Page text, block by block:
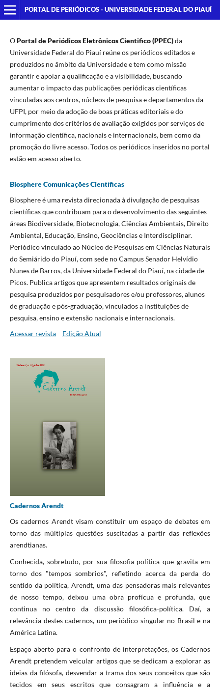
PORTAL DE PERIÓDICOS - UNIVERSIDADE FEDERAL DO PIAUÍ
OPortal de PeriódicosEletrônicos Cientifico (PPEC)da
Universidade Federal do Piauí reúne os periódicos editados e
produzidos no âmbito da Universidade e tem como missão
garantir e apoiar a qualificação e a visibilidade, buscando
aumentar o impacto das publicações periódicas científicas
vinculadas aos centros, núcleos de pesquisa e departamentos da
UFPI, por meio da adoção de boas práticas editoriais e do
cumprimento dos critérios de avaliação exigidos por serviços de
informação científica, nacionais e internacionais, bem como da
promoção do livre acesso. Todos os periódicos inseridos no portal
estão em acesso aberto.
Biosphere Comunicações Científicas
Biosphere é uma revista direcionada à divulgação de pesquisas
científicas que contribuam para o desenvolvimento das seguintes
áreas Biodiversidade, Biotecnologia, Ciências Ambientais, Direito
Ambiental, Educação, Ensino, Geociências e Interdisciplinar.
Periódico vinculado ao Núcleo de Pesquisas em Ciências Naturais
do Semiárido do Piauí, com sede no Campus Senador Helvídio
Nunes de Barros, da Universidade Federal do Piauí, na cidade de
Picos. Publica artigos que apresentem resultados originais de
pesquisa produzidos por pesquisadores e/ou professores, alunos
de graduação e pós-graduação, vinculados a instituições de
pesquisa, ensino e extensão nacionais e internacionais.
Acessar revista
Edição Atual
Cadernos Arendt
Os cadernos Arendt visam constituir um espaço de debates em
torno das múltiplas questões suscitadas a partir das reflexões
arendtianas.
Conhecida, sobretudo, por sua filosofia política que gravita em
torno dos "tempos sombrios", refletindo acerca da perda do
sentido da política, Arendt, uma das pensadoras mais relevantes
de nosso tempo, deixou uma obra profícua e profunda, que
continua no centro da discussão filosófica-política. Daí, a
relevância destes cadernos, um periódico singular no Brasil e na
América Latina.
Espaço aberto para o confronto de interpretações, os Cadernos
Arendt pretendem veicular artigos que se dedicam a explorar as
ideias da filósofa, desvendar a trama dos seus conceitos que são
tecidos em seus escritos que consagram a influência e a